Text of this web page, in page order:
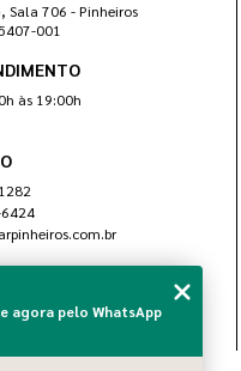
Sala 706 - Pinheiros
001
às 19:00h
agora pelo WhatsApp